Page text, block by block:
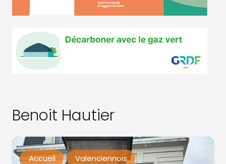
Benoit Hautier
Accueil Valenciennois